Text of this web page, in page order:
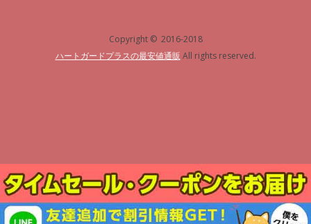
Copyright © 2016-2018
ハートガードプラスの最安値通販 All rights reserved.